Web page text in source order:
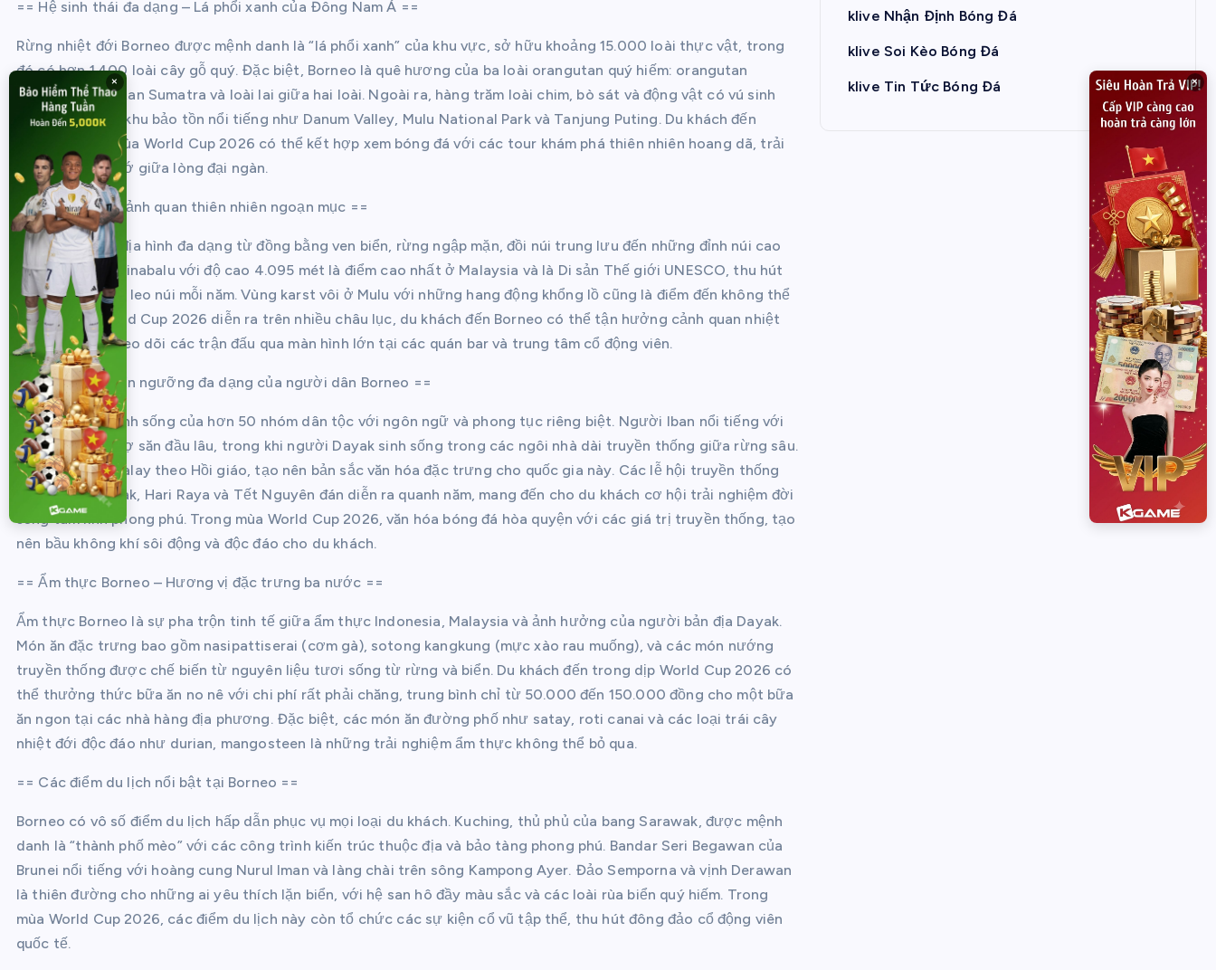
== Hệ sinh thái đa dạng – Lá phổi xanh của Đông Nam Á ==
Rừng nhiệt đới Borneo được mệnh danh là “lá phổi xanh” của khu vực, sở hữu khoảng 15.000 loài thực vật, trong
đó có hơn 1.400 loài cây gỗ quý. Đặc biệt, Borneo là quê hương của ba loài orangutan quý hiếm: orangutan
Borneo, orangutan Sumatra và loài lai giữa hai loài. Ngoài ra, hàng trăm loài chim, bò sát và động vật có vú sinh
sống trong các khu bảo tồn nổi tiếng như Danum Valley, Mulu National Park và Tanjung Puting. Du khách đến
Borneo trong mùa World Cup 2026 có thể kết hợp xem bóng đá với các tour khám phá thiên nhiên hoang dã, trải
nghiệm đáng nhớ giữa lòng đại ngàn.
== Địa hình và cảnh quan thiên nhiên ngoạn mục ==
Borneo sở hữu địa hình đa dạng từ đồng bằng ven biển, rừng ngập mặn, đồi núi trung lưu đến những đỉnh núi cao
chót vót. Đỉnh Kinabalu với độ cao 4.095 mét là điểm cao nhất ở Malaysia và là Di sản Thế giới UNESCO, thu hút
hàng nghìn lượt leo núi mỗi năm. Vùng karst vôi ở Mulu với những hang động khổng lồ cũng là điểm đến không thể
bỏ qua. Với World Cup 2026 diễn ra trên nhiều châu lục, du khách đến Borneo có thể tận hưởng cảnh quan nhiệt
đới trong khi theo dõi các trận đấu qua màn hình lớn tại các quán bar và trung tâm cổ động viên.
== Văn hóa và tín ngưỡng đa dạng của người dân Borneo ==
Borneo là nơi sinh sống của hơn 50 nhóm dân tộc với ngôn ngữ và phong tục riêng biệt. Người Iban nổi tiếng với
truyền thống thợ săn đầu lâu, trong khi người Dayak sinh sống trong các ngôi nhà dài truyền thống giữa rừng sâu.
Người Brunei Malay theo Hồi giáo, tạo nên bản sắc văn hóa đặc trưng cho quốc gia này. Các lễ hội truyền thống
như Gawai Dayak, Hari Raya và Tết Nguyên đán diễn ra quanh năm, mang đến cho du khách cơ hội trải nghiệm đời
sống tâm linh phong phú. Trong mùa World Cup 2026, văn hóa bóng đá hòa quyện với các giá trị truyền thống, tạo
nên bầu không khí sôi động và độc đáo cho du khách.
== Ẩm thực Borneo – Hương vị đặc trưng ba nước ==
Ẩm thực Borneo là sự pha trộn tinh tế giữa ẩm thực Indonesia, Malaysia và ảnh hưởng của người bản địa Dayak.
Món ăn đặc trưng bao gồm nasipattiserai (cơm gà), sotong kangkung (mực xào rau muống), và các món nướng
truyền thống được chế biến từ nguyên liệu tươi sống từ rừng và biển. Du khách đến trong dịp World Cup 2026 có
thể thưởng thức bữa ăn no nê với chi phí rất phải chăng, trung bình chỉ từ 50.000 đến 150.000 đồng cho một bữa
ăn ngon tại các nhà hàng địa phương. Đặc biệt, các món ăn đường phố như satay, roti canai và các loại trái cây
nhiệt đới độc đáo như durian, mangosteen là những trải nghiệm ẩm thực không thể bỏ qua.
== Các điểm du lịch nổi bật tại Borneo ==
Borneo có vô số điểm du lịch hấp dẫn phục vụ mọi loại du khách. Kuching, thủ phủ của bang Sarawak, được mệnh
danh là “thành phố mèo” với các công trình kiến trúc thuộc địa và bảo tàng phong phú. Bandar Seri Begawan của
Brunei nổi tiếng với hoàng cung Nurul Iman và làng chài trên sông Kampong Ayer. Đảo Semporna và vịnh Derawan
là thiên đường cho những ai yêu thích lặn biển, với hệ san hô đầy màu sắc và các loài rùa biển quý hiếm. Trong
mùa World Cup 2026, các điểm du lịch này còn tổ chức các sự kiện cổ vũ tập thể, thu hút đông đảo cổ động viên
quốc tế.
klive Nhận Định Bóng Đá
klive Soi Kèo Bóng Đá
klive Tin Tức Bóng Đá
× ×